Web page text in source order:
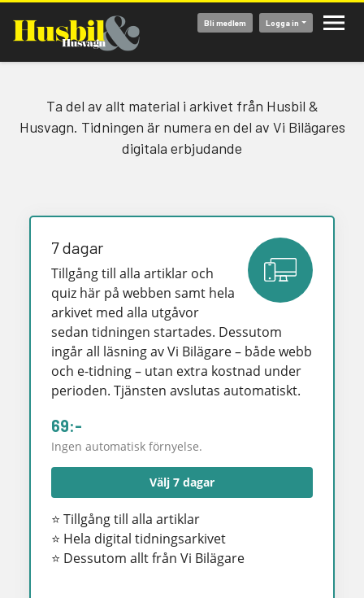
huvudinnehåll
Bli medlem Logga in
Ta del av allt material i arkivet från Husbil &
Husvagn. Tidningen är numera en del av Vi Bilägares
digitala erbjudande
7 dagar
Tillgång till alla artiklar och
quiz här på webben samt hela
arkivet med alla utgåvor
sedan tidningen startades. Dessutom
ingår all läsning av Vi Bilägare – både webb
och e-tidning – utan extra kostnad under
perioden. Tjänsten avslutas automatiskt.
69:-
Ingen automatisk förnyelse.
Välj 7 dagar
⭐ Tillgång till alla artiklar
⭐ Hela digital tidningsarkivet
⭐ Dessutom allt från Vi Bilägare